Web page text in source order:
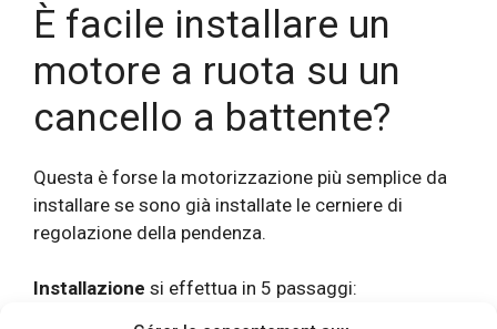
È facile installare un
motore a ruota su un
cancello a battente?
Questa è forse la motorizzazione più semplice da
installare se sono già installate le cerniere di
regolazione della pendenza.
Installazione si effettua in 5 passaggi: